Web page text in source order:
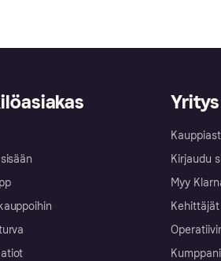
Yritys
Kirjaudu
Myy
Kehittäjät